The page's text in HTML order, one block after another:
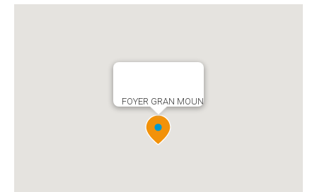
FOYER GRAN MOUN